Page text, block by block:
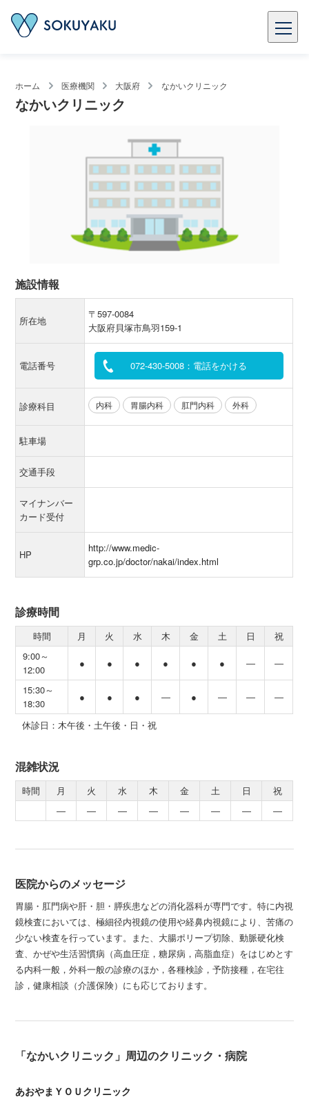
ホーム 医療機関 大阪府 なかいクリニック
なかいクリニック
施設情報
所在地
〒597-0084
大阪府貝塚市鳥羽159-1
電話番号 072-430-5008：電話をかける
診療科目 内科 胃腸内科 肛門内科 外科
駐車場
交通手段
マイナンバー
カード受付
HP
http://www.medic-
grp.co.jp/doctor/nakai/index.html
診療時間
時間 月 火 水 木 金 土 日
祝
9:00～
12:00
● ● ● ● ● ● ― ―
15:30～
18:30
● ● ● ― ● ― ― ―
休診日：木午後・土午後・日・祝
混雑状況
時間 月 火 水 木 金 土 日
祝
―
― ― ― ― ― ― ―
医院からのメッセージ
胃腸・肛門病や肝・胆・膵疾患などの消化器科が専門です。特に内視
鏡検査においては、極細径内視鏡の使用や経鼻内視鏡により、苦痛の
少ない検査を行っています。また、大腸ポリープ切除、動脈硬化検
査、かぜや生活習慣病（高血圧症，糖尿病，高脂血症）をはじめとす
る内科一般，外科一般の診療のほか，各種検診，予防接種，在宅往
診，健康相談（介護保険）にも応じております。
「なかいクリニック」周辺のクリニック・病院
あおやまＹＯＵクリニック